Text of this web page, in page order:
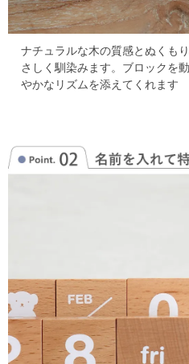
ナチュラルな木の質感とぬくも
さしく馴染みます。 ブロックを
やかなリズムを添えてくれます